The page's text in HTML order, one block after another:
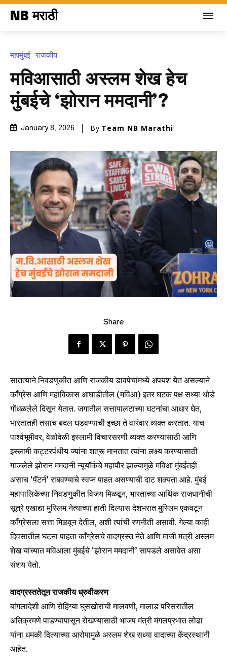
NB मराठी
महामुंबई राजकीय
मविआसाठी अस्लम शेख हेच
मुंबईचे ‘झोरान ममदानी’?
January 8, 2026 By Team NB Marathi
Share
सातत्याने निवडणुकीत आणि राजकीय डावपेचांमध्ये अपयश येत असल्याने
काँग्रेस आणि महाविकास आघाडीतील (मविआ) इतर घटक पक्ष सध्या थोडे
गोंधळलेले दिसून येतात. जगातील सत्तापालटाच्या घटनांचा आधार घेत,
भारतातही तसाच बदल घडवण्याची इच्छा ते वारंवार व्यक्त करतात. याच
पार्श्वभूमीवर, वेळोवेळी इस्लामी विचारसरणी व्यक्त करण्यासाठी आणि
इस्लामी कट्टरपंथीय ज्यांना शत्रू मानतात त्यांना लक्ष्य करण्यासाठी
गाजलेले झोरान ममदानी न्यूयॉर्कचे महापौर झाल्यामुळे मविआ मुंबईतही
असाच ‘पॅटर्न’ राबवण्याचे स्वप्न पाहत असण्याची दाट शक्यता आहे. मुंबई
महापालिकेच्या निवडणुकीत विजय मिळवून, भारताच्या आर्थिक राजधानीची
सूत्रे एखाद्या मुस्लिम नेत्याच्या हाती दिल्यास देशभरात मुस्लिम एकवटून
काँग्रेसला सत्ता मिळवून देतील, अशी त्यांची रणनीती असावी. गेल्या काही
दिवसातील घटना पाहता काँग्रेसचे वादग्रस्त नेते आणि माजी मंत्री अस्लम
शेख यांच्यात मविआला मुंबईचे ‘झोरान ममदानी’ सापडले असावेत असा
संशय येतो.
वादग्रस्ततेतून राजकीय ध्रुवीकरण
बांगलादेशी आणि रोहिंग्या घुसखोरांची मालवणी, मालाड परिसरातील
अतिक्रमणे पाडण्यापासून रोखण्यासाठी भाजप मंत्री मंगलप्रभात लोढा
यांना धमकी दिल्याच्या आरोपामुळे अस्लम शेख सध्या वादाच्या केंद्रस्थानी
आहेत.